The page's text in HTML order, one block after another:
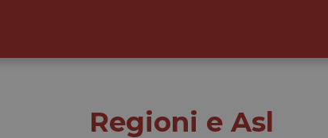
Regioni e Asl